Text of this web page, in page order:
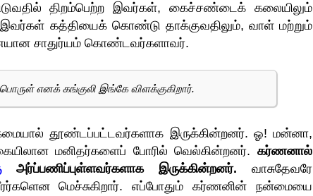
திறம்பெற்ற இவர்கள், கைச்சண்டைக் கலையிலும்
கத்தியைக் கொண்டு தாக்குவதிலும், வாள் மற்றும்
சாதுர்யம் கொண்டவர்களாவர்.
எனக் கங்குலி இங்கே விளக்குகிறார்.
தூண்டப்பட்டவர்களாக இருக்கின்றனர். ஓ! மன்னா,
மனிதர்களைப் போரில் வெல்கின்றனர். கர்ணனால்
அர்ப்பணிப்புள்ளவர்களாக இருக்கின்றனர். வாசுதேவரே
மெச்சுகிறார். எப்போதும் கர்ணனின் நன்மையை